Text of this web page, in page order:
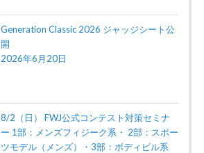
Generation Classic 2026 ジャッジシート公
開
2026年6月20日
8/2（日） FWJ公式コンテスト対策セミナ
ー 1部：メンズフィジーク系・ 2部：スポー
ツモデル（メンズ）・3部：ボディビル系